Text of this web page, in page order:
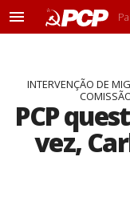
M
INTERVENÇÃO DE
PCP
vez,